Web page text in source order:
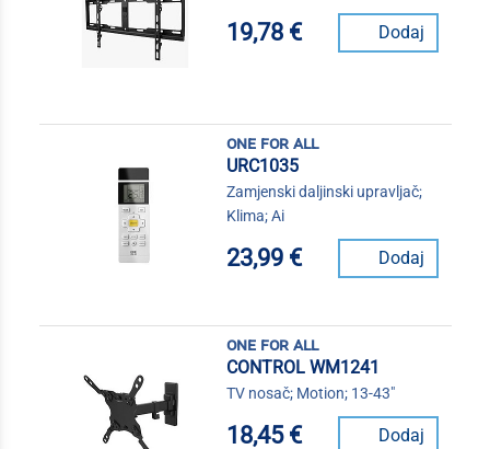
19,78 € Dodaj
one for all
URC1035
Zamjenski daljinski upravljač;
Klima; Ai
23,99 € Dodaj
one for all
CONTROL WM1241
TV nosač; Motion; 13-43"
18,45 € Dodaj